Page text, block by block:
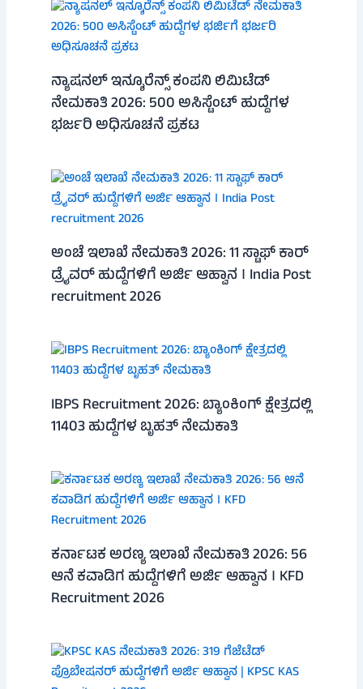
ನ್ಯಾಷನಲ್ ಇನ್ಶೂರೆನ್ಸ್ ಕಂಪನಿ ಲಿಮಿಟೆಡ್
ನೇಮಕಾತಿ 2026: 500 ಅಸಿಸ್ಟೆಂಟ್ ಹುದ್ದೆಗಳ
ಭರ್ಜರಿ ಅಧಿಸೂಚನೆ ಪ್ರಕಟ
ಅಂಚೆ ಇಲಾಖೆ ನೇಮಕಾತಿ 2026: 11 ಸ್ಟಾಫ್ ಕಾರ್
ಡ್ರೈವರ್ ಹುದ್ದೆಗಳಿಗೆ ಅರ್ಜಿ ಆಹ್ವಾನ । India Post
recruitment 2026
IBPS Recruitment 2026: ಬ್ಯಾಂಕಿಂಗ್ ಕ್ಷೇತ್ರದಲ್ಲಿ
11403 ಹುದ್ದೆಗಳ ಬೃಹತ್ ನೇಮಕಾತಿ
ಕರ್ನಾಟಕ ಅರಣ್ಯ ಇಲಾಖೆ ನೇಮಕಾತಿ 2026: 56
ಆನೆ ಕವಾಡಿಗ ಹುದ್ದೆಗಳಿಗೆ ಅರ್ಜಿ ಆಹ್ವಾನ । KFD
Recruitment 2026